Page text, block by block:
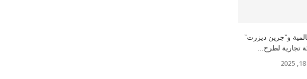
و”جرين ديزرت”
تجارية لطرح...